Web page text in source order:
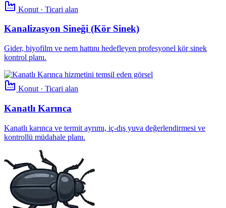
Konut · Ticari alan
Kanalizasyon Sineği (Kör Sinek)
Gider, biyofilm ve nem hattını hedefleyen profesyonel kör sinek
kontrol planı.
Konut · Ticari alan
Kanatlı Karınca
Kanatlı karınca ve termit ayrımı, iç-dış yuva değerlendirmesi ve
kontrollü müdahale planı.